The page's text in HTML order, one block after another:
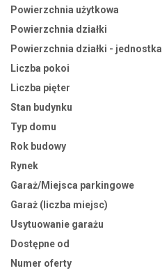
Powierzchnia użytkowa
Powierzchnia działki
Powierzchnia działki - jednostka
Liczba pokoi
Liczba pięter
Stan budynku
Typ domu
Rok budowy
Rynek
Garaż/Miejsca parkingowe
Garaż (liczba miejsc)
Usytuowanie garażu
Dostępne od
Numer oferty